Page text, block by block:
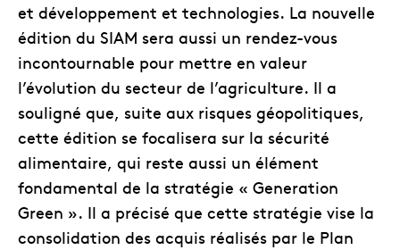
et développement et technologies. La nouvelle
édition du SIAM sera aussi un rendez-vous
incontournable pour mettre en valeur
l’évolution du secteur de l’agriculture. Il a
souligné que, suite aux risques géopolitiques,
cette édition se focalisera sur la sécurité
alimentaire, qui reste aussi un élément
fondamental de la stratégie « Generation
Green ». Il a précisé que cette stratégie vise la
consolidation des acquis réalisés par le Plan